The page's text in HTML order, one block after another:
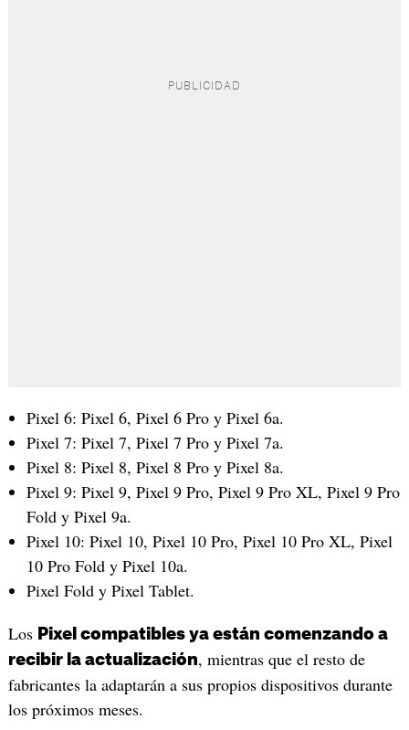
Pixel 6: Pixel 6, Pixel 6 Pro y Pixel 6a.
Pixel 7: Pixel 7, Pixel 7 Pro y Pixel 7a.
Pixel 8: Pixel 8, Pixel 8 Pro y Pixel 8a.
Pixel 9: Pixel 9, Pixel 9 Pro, Pixel 9 Pro XL, Pixel 9 Pro
Fold y Pixel 9a.
Pixel 10: Pixel 10, Pixel 10 Pro, Pixel 10 Pro XL, Pixel
10 Pro Fold y Pixel 10a.
Pixel Fold y Pixel Tablet.
Los Pixel compatibles ya están comenzando a
recibir la actualización, mientras que el resto de
fabricantes la adaptarán a sus propios dispositivos durante
los próximos meses.